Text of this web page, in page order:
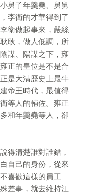
舅子年羹堯、舅舅
李衛的才華得到了
衛做起事來，嚴絲
耿，做人低調，所
謀、陽謀之下，雍
正的皇位是不是合
是大清歷史上最牛
帝王時代，最值得
等人的輔佐。雍正
和年羹堯等人，卻
得清楚誰對誰錯，
自己的身份，從來
喜歡這樣的員工
差事，就去維持江